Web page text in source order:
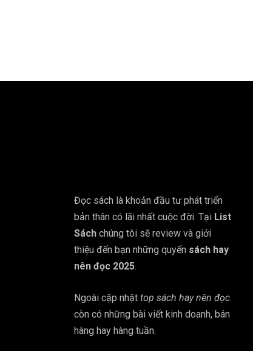
Đọc sách là khoản đầu tư phát triển
bản thân có lãi nhất cuộc đời. Tại List
Sách chúng tôi sẽ review và giới
thiệu đến bạn những quyển sách hay
nên đọc 2025.
Ngoài cập nhật top sách hay nên đọc
còn có những bài viết kinh doanh, bán
hàng hay hàng tuần.